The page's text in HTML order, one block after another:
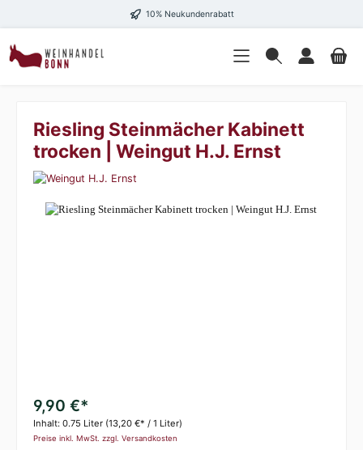
10% Neukundenrabatt
Riesling Steinmächer Kabinett
trocken | Weingut H.J. Ernst
9,90 €*
Inhalt: 0.75 Liter (13,20 €* / 1 Liter)
Preise inkl. MwSt. zzgl. Versandkosten